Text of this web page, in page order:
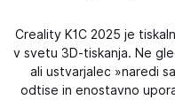
Creality K1C 2025 je
v svetu 3D-tiskanja. Ne
ali ustvarjalec »naredi
odtise in enostavno